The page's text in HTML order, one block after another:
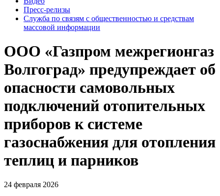
Пресс-релизы
Служба по связям с общественностью и средствам
массовой информации
ООО «Газпром межрегионгаз
Волгоград» предупреждает об
опасности самовольных
подключений отопительных
приборов к системе
газоснабжения для отопления
теплиц и парников
24 февраля 2026